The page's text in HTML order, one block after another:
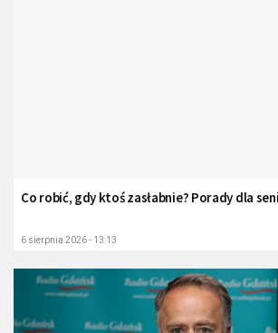
Co robić, gdy ktoś zasłabnie? Porady dla
6 sierpnia 2026 - 13:13